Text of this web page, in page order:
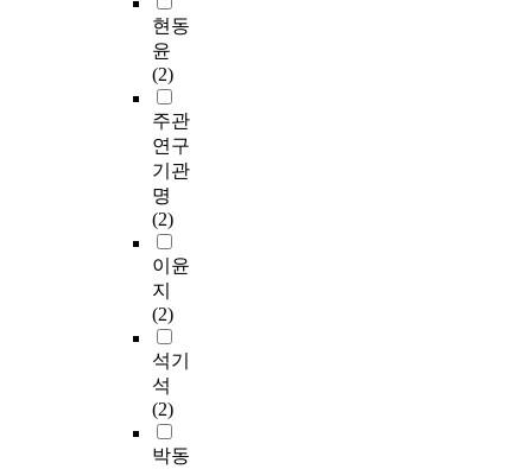
현동
윤
(2)
주관
연구
기관
명
(2)
이윤
지
(2)
석기
석
(2)
박동